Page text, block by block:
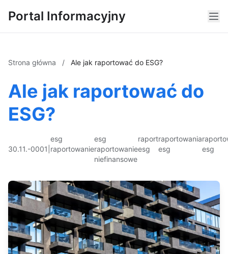
Portal Informacyjny
Strona główna / Ale jak raportować do ESG?
Ale jak raportować do
ESG?
30.11.-0001
esg
raportowanie
esg
raportowanie
niefinansowe
raport
esg
raportowania
esg
esg